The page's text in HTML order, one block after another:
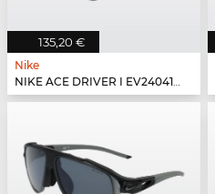
135,20 €
Nike
NIKE ACE DRIVER I EV24041 - 010